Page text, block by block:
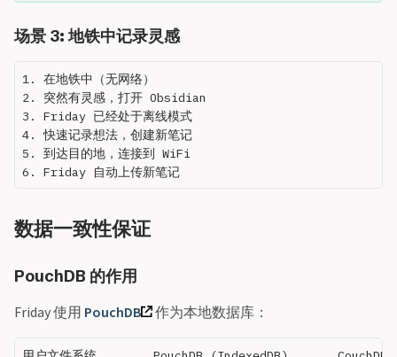
场景 3: 地铁中记录灵感
1. 在地铁中（无网络）
2. 突然有灵感，打开 Obsidian
3. Friday 已经处于离线模式
4. 快速记录想法，创建新笔记
5. 到达目的地，连接到 WiFi
数据一致性保证
PouchDB 的作用
Friday 使用 PouchDB 作为本地数据库：